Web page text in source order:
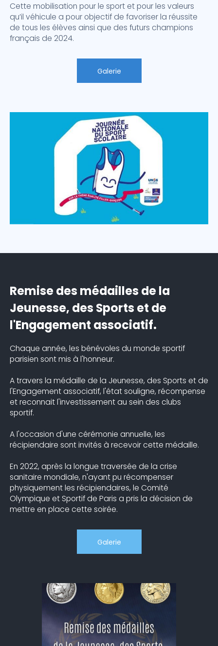
Cette mobilisation pour le sport et pour les valeurs
qu’il véhicule a pour objectif de favoriser la réussite
de tous les élèves ainsi que des futurs champions
français de 2024.
Galerie
Remise des médailles de la
Jeunesse, des Sports et de
l'Engagement associatif.
Chaque année, les bénévoles du monde sportif
parisien sont mis à l'honneur.
A travers la médaille de la Jeunesse, des Sports et de
l'Engagement associatif, l'état souligne, récompense
et reconnait l'investissement au sein des clubs
sportif.
A l'occasion d'une cérémonie annuelle, les
récipiendaire sont invités à recevoir cette médaille.
En 2022, après la longue traversée de la crise
sanitaire mondiale, n'ayant pu récompenser
physiquement les récipiendaires, le Comité
Olympique et Sportif de Paris a pris la décision de
mettre en place cette soirée.
Galerie